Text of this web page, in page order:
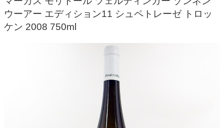
ウーアー エディション11 シュペトレーゼ トロッ
ケン 2008 750ml